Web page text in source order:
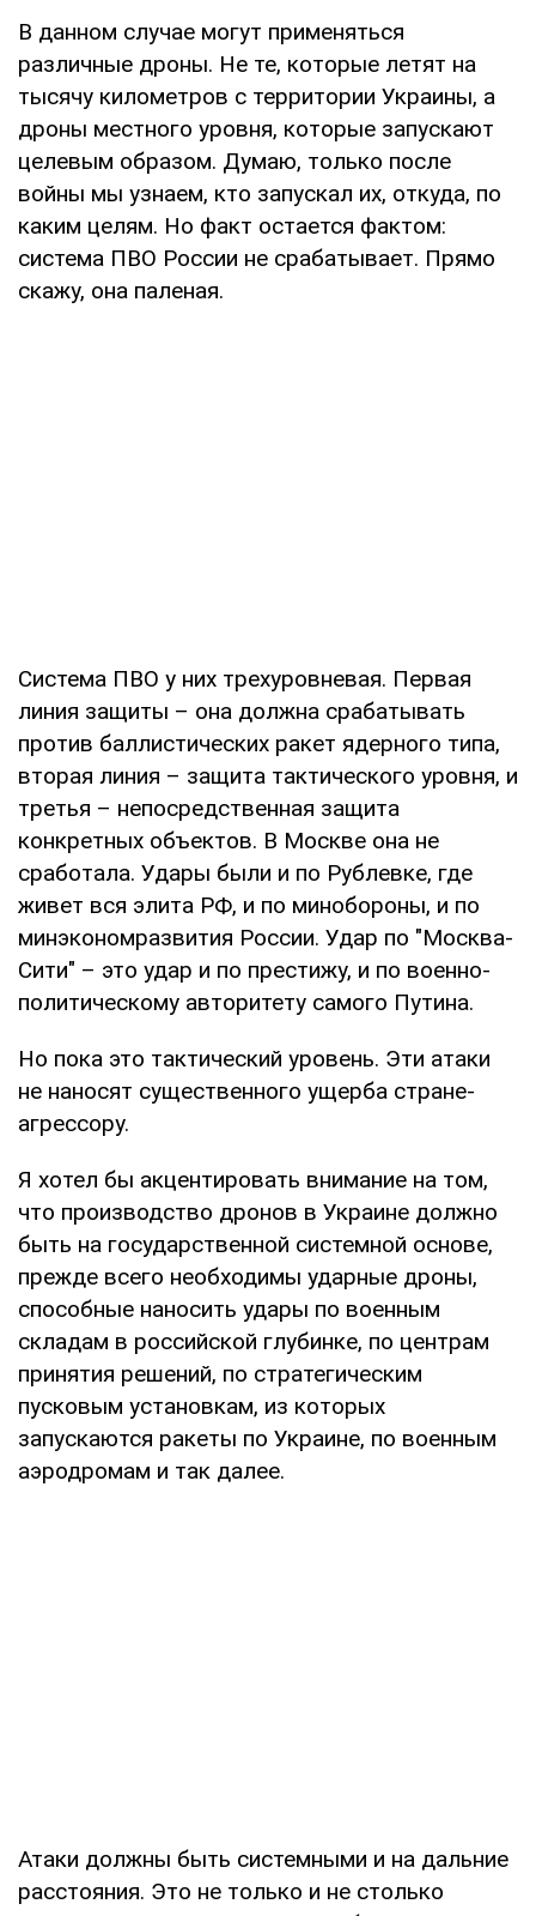
В данном случае могут применяться
различные дроны. Не те, которые летят на
тысячу километров с территории Украины, а
дроны местного уровня, которые запускают
целевым образом. Думаю, только после
войны мы узнаем, кто запускал их, откуда, по
каким целям. Но факт остается фактом:
система ПВО России не срабатывает. Прямо
скажу, она паленая.
Система ПВО у них трехуровневая. Первая
линия защиты – она должна срабатывать
против баллистических ракет ядерного типа,
вторая линия – защита тактического уровня, и
третья – непосредственная защита
конкретных объектов. В Москве она не
сработала. Удары были и по Рублевке, где
живет вся элита РФ, и по минобороны, и по
минэкономразвития России. Удар по "Москва-
Сити" – это удар и по престижу, и по военно-
политическому авторитету самого Путина.
Но пока это тактический уровень. Эти атаки
не наносят существенного ущерба стране-
агрессору.
Я хотел бы акцентировать внимание на том,
что производство дронов в Украине должно
быть на государственной системной основе,
прежде всего необходимы ударные дроны,
способные наносить удары по военным
складам в российской глубинке, по центрам
принятия решений, по стратегическим
пусковым установкам, из которых
запускаются ракеты по Украине, по военным
аэродромам и так далее.
Атаки должны быть системными и на дальние
расстояния. Это не только и не столько